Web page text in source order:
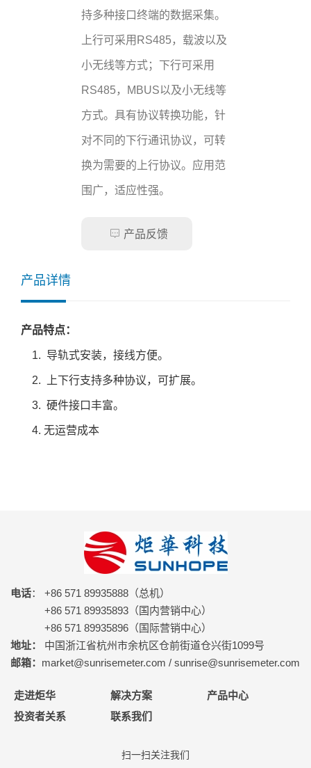
持多种接口终端的数据采集。
上行可采用RS485，载波以及
小无线等方式；下行可采用
RS485，MBUS以及小无线等
方式。具有协议转换功能，针
对不同的下行通讯协议，可转
换为需要的上行协议。应用范
围广，适应性强。
 产品反馈
产品详情
产品特点：
1. 导轨式安装，接线方便。
2. 上下行支持多种协议，可扩展。
3. 硬件接口丰富。
4. 无运营成本
电话： +86 571 89935888（总机）
+86 571 89935893（国内营销中心）
+86 571 89935896（国际营销中心）
地址：
中国浙江省杭州市余杭区仓前街道仓兴街1099号
邮箱： market@sunrisemeter.com / sunrise@sunrisemeter.com
走进炬华 解决方案
产品中心
投资者关系
联系我们
扫一扫关注我们